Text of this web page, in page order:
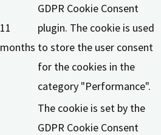
11
months
GDPR Cookie Consent
plugin. The cookie is used
to store the user consent
for the cookies in the
category "Performance".
The cookie is set by the
GDPR Cookie Consent